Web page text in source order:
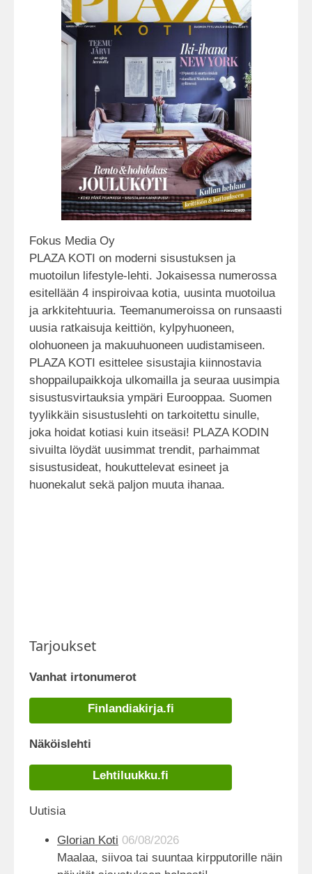
Fokus Media Oy
PLAZA KOTI on moderni sisustuksen ja
muotoilun lifestyle-lehti. Jokaisessa numerossa
esitellään 4 inspiroivaa kotia, uusinta muotoilua
ja arkkitehtuuria. Teemanumeroissa on runsaasti
uusia ratkaisuja keittiön, kylpyhuoneen,
olohuoneen ja makuuhuoneen uudistamiseen.
PLAZA KOTI esittelee sisustajia kiinnostavia
shoppailupaikkoja ulkomailla ja seuraa uusimpia
sisustusvirtauksia ympäri Eurooppaa. Suomen
tyylikkäin sisustuslehti on tarkoitettu sinulle,
joka hoidat kotiasi kuin itseäsi! PLAZA KODIN
sivuilta löydät uusimmat trendit, parhaimmat
sisustusideat, houkuttelevat esineet ja
huonekalut sekä paljon muuta ihanaa.
Tarjoukset
Vanhat irtonumerot
Finlandiakirja.fi
Näköislehti
Lehtiluukku.fi
Uutisia
Glorian Koti 06/08/2026
Maalaa, siivoa tai suuntaa kirpputorille näin